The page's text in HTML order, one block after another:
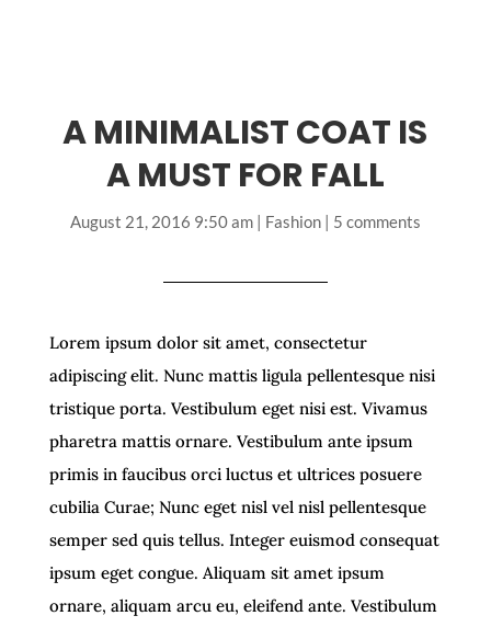
A MINIMALIST COAT IS
A MUST FOR FALL
August 21, 2016 9:50 am| Fashion| 5 comments
Lorem ipsum dolor sit amet, consectetur
adipiscing elit. Nunc mattis ligula pellentesque nisi
tristique porta. Vestibulum eget nisi est. Vivamus
pharetra mattis ornare. Vestibulum ante ipsum
primis in faucibus orci luctus et ultrices posuere
cubilia Curae; Nunc eget nisl vel nisl pellentesque
semper sed quis tellus. Integer euismod consequat
ipsum eget congue. Aliquam sit amet ipsum
ornare, aliquam arcu eu, eleifend ante. Vestibulum